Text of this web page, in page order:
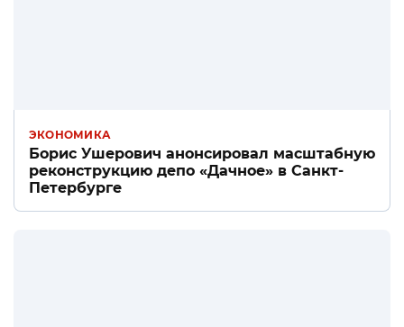
ЭКОНОМИКА
Борис Ушерович анонсировал масштабную
реконструкцию депо «Дачное» в Санкт-
Петербурге